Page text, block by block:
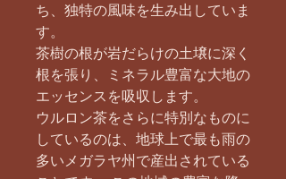
ち、独特の風味を生み出していま
す。
茶樹の根が岩だらけの土壌に深く
根を張り、ミネラル豊富な大地の
エッセンスを吸収します。
ウルロン茶をさらに特別なものに
しているのは、地球上で最も雨の
多いメガラヤ州で産出されている